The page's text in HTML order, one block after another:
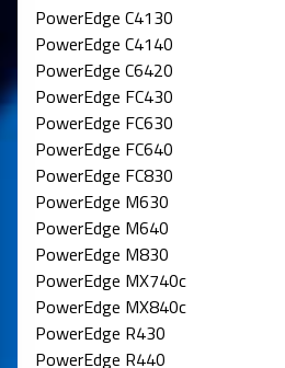
PowerEdge C4130
PowerEdge C4140
PowerEdge C6420
PowerEdge FC430
PowerEdge FC630
PowerEdge FC640
PowerEdge FC830
PowerEdge M630
PowerEdge M640
PowerEdge M830
PowerEdge MX740c
PowerEdge MX840c
PowerEdge R430
PowerEdge R440